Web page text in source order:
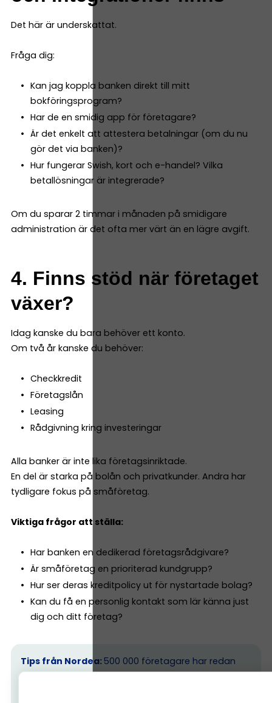
Det här är underskattat.
Fråga dig:
Kan jag koppla banken direkt till mitt
bokföringsprogram?
Har de en smidig app för företagare?
Är det enkelt att attestera betalningar (om du nu
gör det via banken)?
Hur fungerar Swish, kort och e-handel? Vilka
betallösningar är integrerade?
Om du sparar 2 timmar i månaden på smidigare
administration är det ofta mer värt än en lägre avgift.
4. Finns stöd när företaget
växer?
Idag kanske du bara behöver ett konto.
Om två år kanske du behöver:
Checkkredit
Företagslån
Leasing
Rådgivning kring investeringar
Alla banker är inte lika företagsinriktade.
En del är starka på bolån och privatkunder. Andra har
tydligare fokus på småföretag.
Viktiga frågor att ställa:
Har banken en dedikerad företagsrådgivare?
Är småföretag en prioriterad kundgrupp?
Hur ser deras kreditpolicy ut för nystartade bolag?
Kan du få en personlig kontakt som lär känna just
dig och ditt företag?
Tips från Nordea: 500 000 företagare har redan
valt Nordea. Välj en bank som förstår företagande